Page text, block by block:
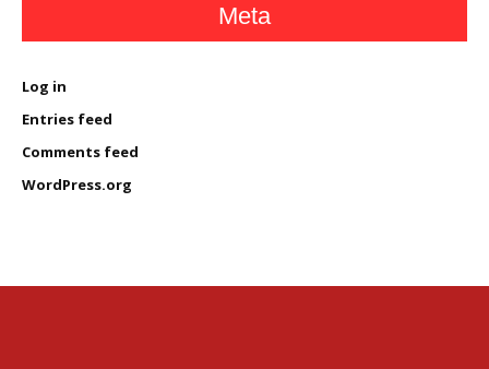
Meta
Log in
Entries feed
Comments feed
WordPress.org